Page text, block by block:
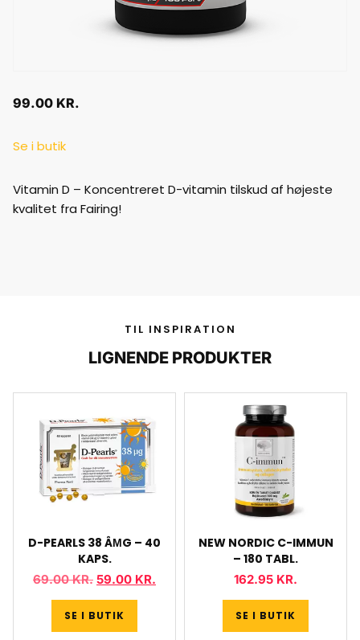
99.00 KR.
Se i butik
Vitamin D – Koncentreret D-vitamin tilskud af højeste
kvalitet fra Fairing!
TIL INSPIRATION
LIGNENDE PRODUKTER
D-PEARLS 38 ÂΜG – 40
KAPS.
69.00KR. 59.00 KR.
SE I BUTIK
NEW NORDIC C-IMMUN
– 180 TABL.
162.95 KR.
SE I BUTIK